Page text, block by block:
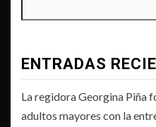
ENTRADAS
La regidora Georgina Piña
adultos mayores con la